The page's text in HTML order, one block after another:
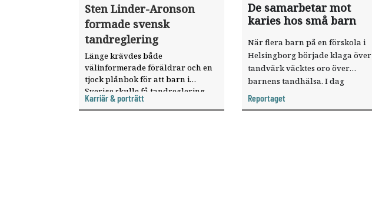
Sten Linder-Aronson
formade svensk
tandreglering
Länge krävdes både
välinformerade föräldrar och en
tjock plånbok för att barn i
Sverige skulle få tandreglering.
Från mitten av 1960-talet
utvecklades ortodontin snabbt,
Karriär & porträtt
De samarbetar mot
karies hos små barn
När flera barn på en förskola i
Helsingborg började klaga över
tandvärk väcktes oro över
barnens tandhälsa. I dag
samarbetar förskola, tandvård,
socialtjänst och barnhälsovård i
Reportaget